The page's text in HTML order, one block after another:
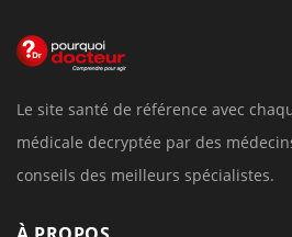
Le site santé de référence avec
médicale decryptée par des
conseils des meilleurs spécialistes.